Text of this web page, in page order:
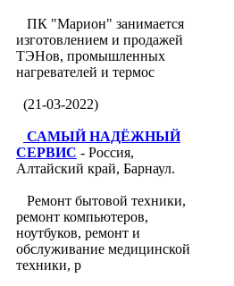
ПК "Марион" занимается
изготовлением и продажей
ТЭНов, промышленных
нагревателей и термос
(21-03-2022)
САМЫЙ НАДЁЖНЫЙ
СЕРВИС - Россия,
Алтайский край, Барнаул.
Ремонт бытовой техники,
ремонт компьютеров,
ноутбуков, ремонт и
обслуживание медицинской
техники, р